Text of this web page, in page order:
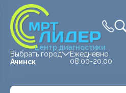
центр диагностики
Выбрать город
Ачинск
Ежедневно
08:00-20:00